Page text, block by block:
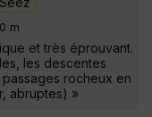
m
et très éprouvant.
les descentes
rocheux en
abruptes) »